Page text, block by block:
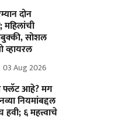
दोन
महिलांची
सोशल
व्हायरल
03 Aug 2026
फ्लॅट आहे? मग
नियमांबद्दल
६ महत्त्वाचे